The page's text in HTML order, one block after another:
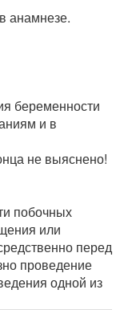
анамнезе.
беременности
и в
не выяснено!
побочных
или
перед
проведение
одной из